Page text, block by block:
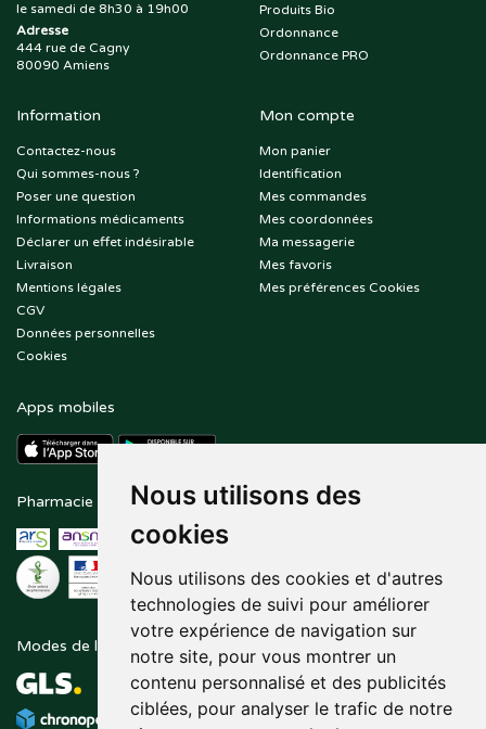
Nous utilisons des
cookies
Nous utilisons des cookies et d'autres
technologies de suivi pour améliorer
votre expérience de navigation sur
notre site, pour vous montrer un
contenu personnalisé et des publicités
ciblées, pour analyser le trafic de notre
le samedi de 8h30 à 19h00
Adresse
444 rue de Cagny
80090 Amiens
Produits Bio
Ordonnance
Ordonnance PRO
Information
Contactez-nous
Qui sommes-nous ?
Poser une question
Informations médicaments
Déclarer un effet indésirable
Livraison
Mentions légales
CGV
Données personnelles
Cookies
Mon compte
Mon panier
Identification
Mes commandes
Mes coordonnées
Ma messagerie
Mes favoris
Mes préférences Cookies
Apps mobiles
Pharmacie en ligne agréée Paiement sécurisé
Modes de livraison Suivez-nous sur